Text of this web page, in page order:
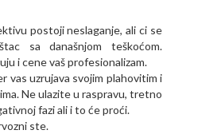
postoji neslaganje, ali ci se
sa današnjom teškoćom.
i cene vaš profesionalizam.
vas uzrujava svojim plahovitim i
Ne ulazite u raspravu, tretno
fazi ali i to će proći.
ste.